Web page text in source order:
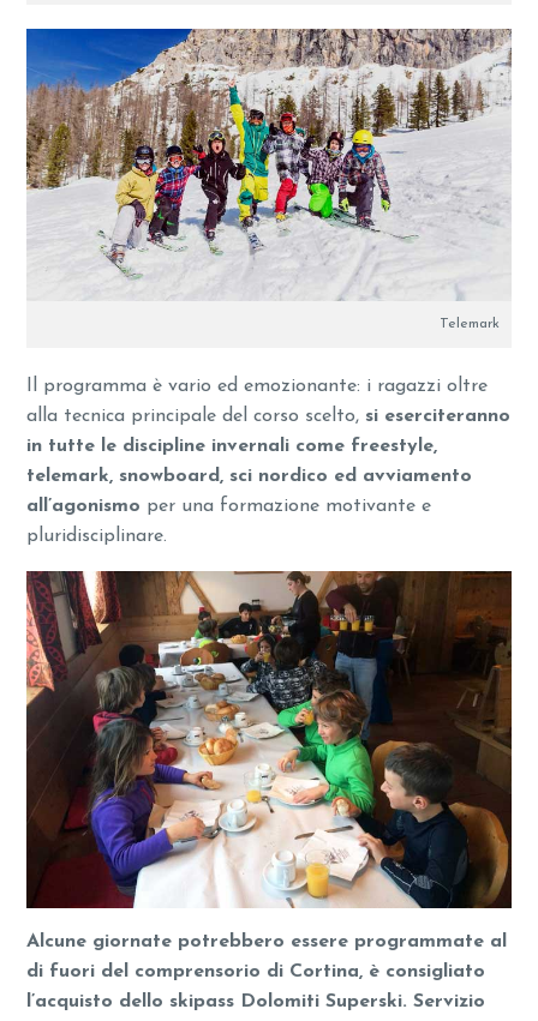
Telemark
Il programma è vario ed emozionante: i ragazzi oltre
alla tecnica principale del corso scelto, si eserciteranno
in tutte le discipline invernali come freestyle,
telemark, snowboard, sci nordico ed avviamento
all’agonismo per una formazione motivante e
pluridisciplinare.
Alcune giornate potrebbero essere programmate al
di fuori del comprensorio di Cortina, è consigliato
l’acquisto dello skipass Dolomiti Superski. Servizio